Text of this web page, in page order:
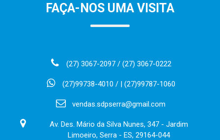
FAÇA-NOS UMA VISITA
(27) 3067-2097 / (27) 3067-0222
(27)99738-4010 / | (27)99787-1060
vendas.sdpserra@gmail.com
Av. Des. Mário da Silva Nunes, 347 - Jardim
Limoeiro, Serra - ES, 29164-044